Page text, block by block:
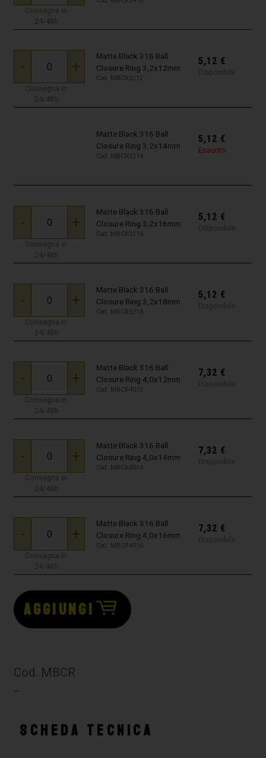
Consegna in
24/48h
- +
Consegna in
24/48h
Matte Black 316 Ball
Closure Ring 3,2x12mm
Cod. MBCR3212
5,12 €
Disponibile
Matte Black 316 Ball
Closure Ring 3,2x14mm
Cod. MBCR3214
5,12 €
Esaurito
- +
Consegna in
24/48h
Matte Black 316 Ball
Closure Ring 3,2x16mm
Cod. MBCR3216
5,12 €
Disponibile
- +
Consegna in
24/48h
Matte Black 316 Ball
Closure Ring 3,2x18mm
Cod. MBCR3218
5,12 €
Disponibile
- +
Consegna in
24/48h
Matte Black 316 Ball
Closure Ring 4,0x12mm
Cod. MBCR4012
7,32 €
Disponibile
- +
Consegna in
24/48h
Matte Black 316 Ball
Closure Ring 4,0x14mm
Cod. MBCR4014
7,32 €
Disponibile
- +
Consegna in
24/48h
Matte Black 316 Ball
Closure Ring 4,0x16mm
Cod. MBCR4016
7,32 €
Disponibile
AGGIUNGI
Cod. MBCR
–
SCHEDA TECNICA